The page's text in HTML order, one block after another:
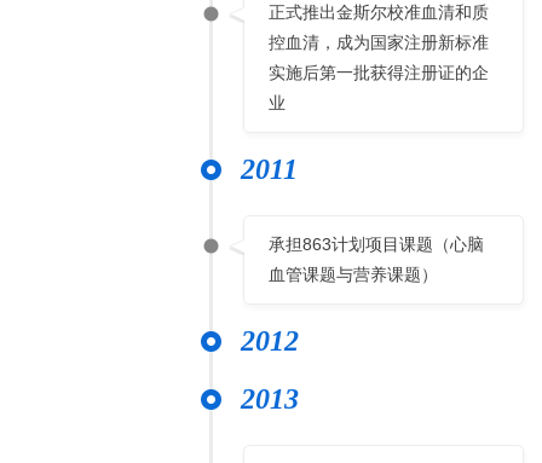
正式推出金斯尔校准血清和质
控血清，成为国家注册新标准
实施后第一批获得注册证的企
业
2011
承担863计划项目课题（心脑
血管课题与营养课题）
2012
2013